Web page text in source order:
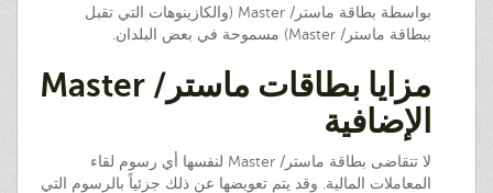
بواسطة بطاقة ماستر/ Master (والكازينوهات التي تقبل
ببطاقة ماستر/ Master) مسموحة في بعض البلدان.
مزايا بطاقات ماستر/ Master
الإضافية
لا تتقاضى بطاقة ماستر/ Master لنفسها أي رسوم لقاء
المعاملات المالية. وقد يتم تعويضها عن ذلك جزئياً بالرسوم التي